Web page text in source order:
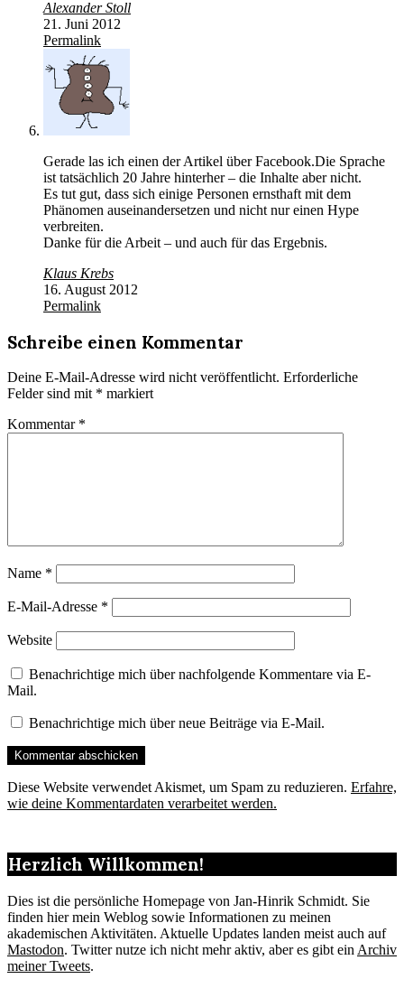
Alexander Stoll
21. Juni 2012
Permalink
Gerade las ich einen der Artikel über Facebook.Die Sprache
ist tatsächlich 20 Jahre hinterher – die Inhalte aber nicht.
Es tut gut, dass sich einige Personen ernsthaft mit dem
Phänomen auseinandersetzen und nicht nur einen Hype
verbreiten.
Danke für die Arbeit – und auch für das Ergebnis.
Klaus Krebs
16. August 2012
Permalink
Schreibe einen Kommentar
Deine E-Mail-Adresse wird nicht veröffentlicht. Erforderliche
Felder sind mit * markiert
Kommentar *
Name *
E-Mail-Adresse *
Website
Benachrichtige mich über nachfolgende Kommentare via E-
Mail.
Benachrichtige mich über neue Beiträge via E-Mail.
Diese Website verwendet Akismet, um Spam zu reduzieren. Erfahre,
wie deine Kommentardaten verarbeitet werden.
Herzlich Willkommen!
Dies ist die persönliche Homepage von Jan-Hinrik Schmidt. Sie
finden hier mein Weblog sowie Informationen zu meinen
akademischen Aktivitäten. Aktuelle Updates landen meist auch auf
Mastodon. Twitter nutze ich nicht mehr aktiv, aber es gibt ein Archiv
meiner Tweets.